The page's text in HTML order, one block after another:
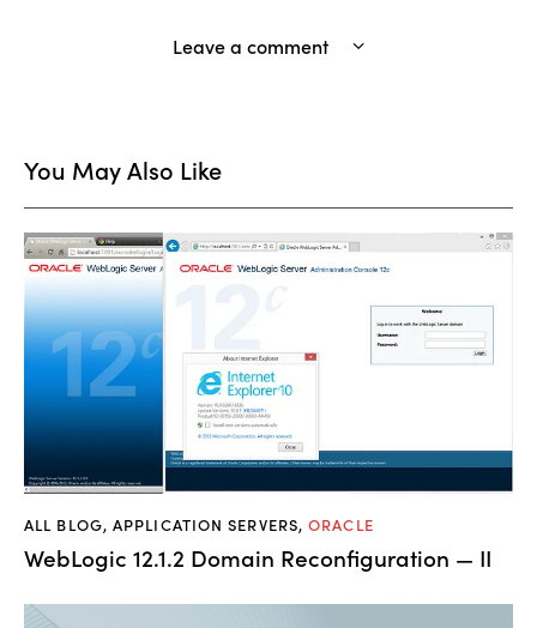
Leave a comment
You May Also Like
ALL BLOG,APPLICATION SERVERS,ORACLE
WebLogic 12.1.2 Domain Reconfiguration — II